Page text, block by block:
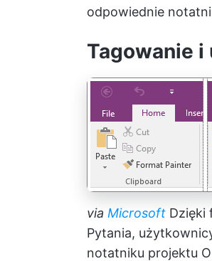
odpowiednie
Tagowanie
via Microsoft Dzięki
Pytania,
notatniku projektu